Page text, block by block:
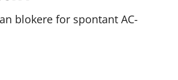
blokere for spontant AC-